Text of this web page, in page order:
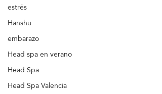
estrés
Hanshu
embarazo
Head spa en verano
Head Spa
Head Spa Valencia